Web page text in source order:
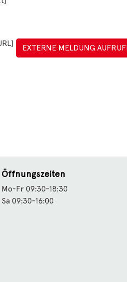
EXTERNE MELDUNG
Öffnungszeiten
Mo-Fr 09:30-18:30
Sa 09:30-16:00